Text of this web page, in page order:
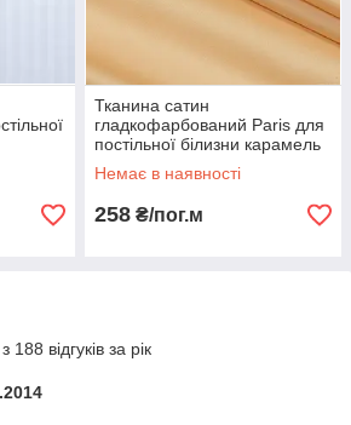
Тканина сатин
гладкофарбований Paris для
постільної білизни карамель
Немає в наявності
258 ₴/пог.м
відгуків за рік